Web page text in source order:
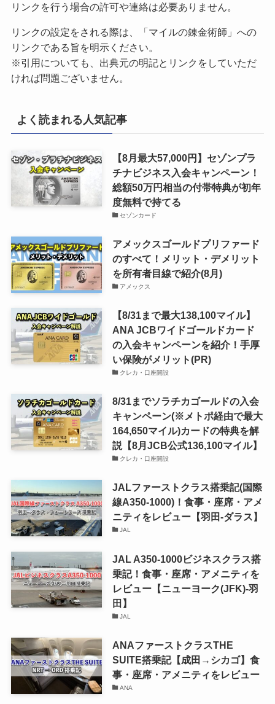
リンクを行う場合の許可や連絡は必要ありません。
リンクの設定をされる際は、「マイルの錬金術師」への
リンクである旨を明示ください。
※引用についても、出典元の明記とリンクをしていただ
ければ問題ございません。
よく読まれる人気記事
【8月最大57,000円】セゾンプラ
チナビジネス入会キャンペーン！
総額50万円相当の付帯特典が初年
度無料で持てる
セゾンカード
アメックスゴールドプリファード
のすべて！メリット・デメリット
を所有者目線で紹介(8月)
アメックス
【8/31まで最大138,100マイル】
ANA JCBワイドゴールドカード
の入会キャンペーンを紹介！手厚
い保険がメリット(PR)
クレカ・口座開設
8/31までソラチカゴールドの入会
キャンペーン(※メトポ経由で最大
164,650マイル)カードの特典を解
説【8月JCB公式136,100マイル】
クレカ・口座開設
JALファーストクラス搭乗記(国際
線A350-1000)！食事・座席・アメ
ニティをレビュー【羽田-ダラス】
JAL
JAL A350-1000ビジネスクラス搭
乗記！食事・座席・アメニティを
レビュー【ニューヨーク(JFK)-羽
田】
JAL
ANAファーストクラスTHE
SUITE搭乗記【成田→シカゴ】食
事・座席・アメニティをレビュー
ANA